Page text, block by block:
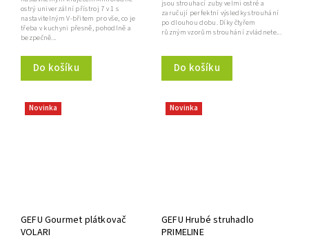
Do košíku
ostrý univerzální přístroj 7 v 1 s
nastavitelným V-břitem pro vše, co je
třeba v kuchyni přesně, pohodlně a
bezpečně...
Do košíku
jsou strouhací zuby velmi ostré a
zaručují perfektní výsledky strouhání
po dlouhou dobu. Díky čtyřem
různým vzorům strouhání zvládnete...
Novinka
GEFU Gourmet plátkovač
VOLARI
Novinka
GEFU Hrubé struhadlo
PRIMELINE